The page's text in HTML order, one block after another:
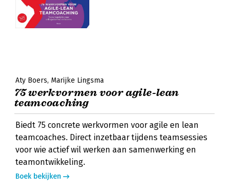
Aty Boers Marijke Lingsma
75 werkvormen voor agile-lean
teamcoaching
Biedt 75 concrete werkvormen voor agile en lean
teamcoaches. Direct inzetbaar tijdens teamsessies
voor wie actief wil werken aan samenwerking en
teamontwikkeling.
Boek bekijken